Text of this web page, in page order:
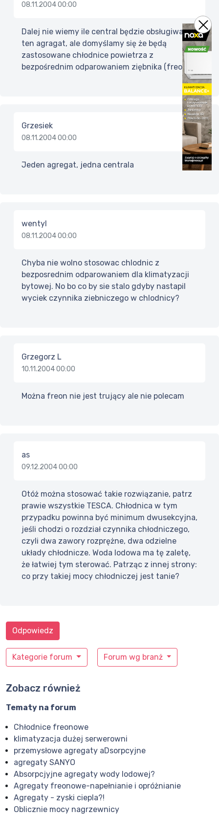
08.11.2004 00:00
Dalej nie wiemy ile central będzie obsługiwał
ten agragat, ale domyślamy się że będą
zastosowane chłodnice powietrza z
bezpośrednim odparowaniem ziębnika (freonu).
Grzesiek
08.11.2004 00:00
Jeden agregat, jedna centrala
wentyl
08.11.2004 00:00
Chyba nie wolno stosowac chlodnic z
bezposrednim odparowaniem dla klimatyzacji
bytowej. No bo co by sie stalo gdyby nastapil
wyciek czynnika ziebniczego w chlodnicy?
Grzegorz L
10.11.2004 00:00
Można freon nie jest trujący ale nie polecam
as
09.12.2004 00:00
Otóż można stosować takie rozwiązanie, patrz
prawie wszystkie TESCA. Chłodnica w tym
przypadku powinna być minimum dwusekcyjna,
jeśli chodzi o rozdział czynnika chłodniczego,
czyli dwa zawory rozprężne, dwa odzielne
układy chłodnicze. Woda lodowa ma tę zaletę,
że łatwiej tym sterować. Patrząc z innej strony:
co przy takiej mocy chłodniczej jest tanie?
Kategorie forum Forum wg branż
Odpowiedz
Zobacz również
Tematy na forum
Chłodnice freonowe
klimatyzacja dużej serwerowni
przemysłowe agregaty aDsorpcyjne
agregaty SANYO
Absorpcjyjne agregaty wody lodowej?
Agregaty freonowe-napełnianie i opróżnianie
Agregaty - zyski ciepla?!
Oblicznie mocy nagrzewnicy